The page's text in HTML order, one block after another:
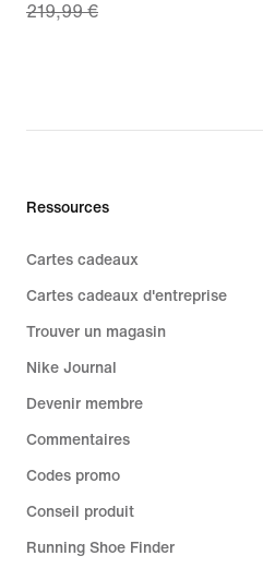
price
219,99 €
219,99 €
Ressources
Cartes cadeaux
Cartes cadeaux d'entreprise
Trouver un magasin
Nike Journal
Devenir membre
Commentaires
Codes promo
Conseil produit
Running Shoe Finder